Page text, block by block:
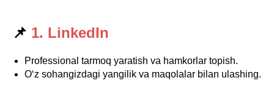
📌 1. LinkedIn
Professional tarmoq yaratish va hamkorlar topish.
O‘z sohangizdagi yangilik va maqolalar bilan ulashing.